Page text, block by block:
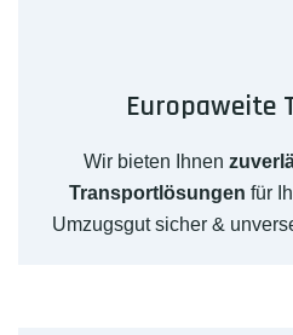
Europaweite
Wir bieten Ihnen
Transportlösungen für
Umzugsgut sicher &